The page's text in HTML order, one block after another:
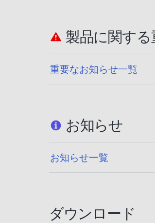
製品に関す
重要なお知らせ一覧
お知らせ
お知らせ一覧
ダウンロード